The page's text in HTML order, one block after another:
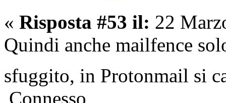
« Risposta #53 il: 22
Quindi anche mailfence
sfuggito, in Protonmail si
Connesso